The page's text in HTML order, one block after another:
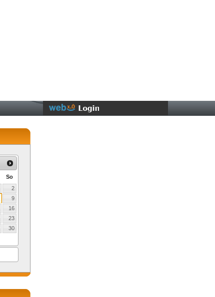
So
2
9
16
23
30